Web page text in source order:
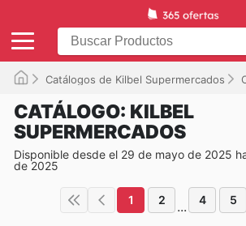
Catálogos de Kilbel Supermercados
CATÁLOGO: KILBEL
SUPERMERCADOS
Disponible desde el 29 de mayo de 2025
de 2025
1 2 ... 4 5